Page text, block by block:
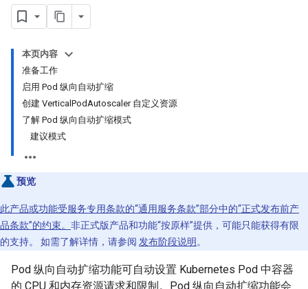
本页内容
准备工作
启用 Pod 纵向自动扩缩
创建 VerticalPodAutoscaler 自定义资源
了解 Pod 纵向自动扩缩模式
建议模式
预览
此产品或功能受服务专用条款的“通用服务条款”部分中的“正式发布前产
品条款”的约束。 非正式版产品和功能“按原样”提供，可能只能获得有限
的支持。 如需了解详情，请参阅 发布阶段说明 。
Pod 纵向自动扩缩功能可自动设置 Kubernetes Pod 中容器
的 CPU 和内存资源请求和限制。Pod 纵向自动扩缩功能会